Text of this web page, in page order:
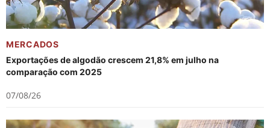
MERCADOS
Exportações de algodão crescem 21,8% em julho na
comparação com 2025
07/08/26